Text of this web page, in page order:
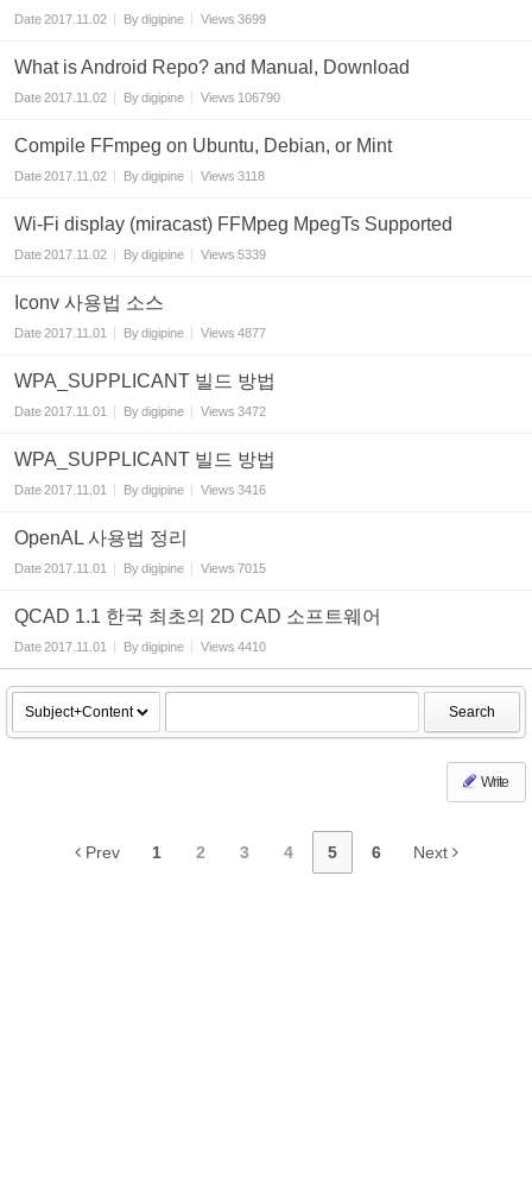
Date2017.11.02 Bydigipine Views 3699
What is Android Repo? and Manual, Download
Date2017.11.02 Bydigipine Views 106790
Compile FFmpeg on Ubuntu, Debian, or Mint
Date2017.11.02 Bydigipine Views 3118
Wi-Fi display (miracast) FFMpeg MpegTs Supported
Date2017.11.02 Bydigipine Views 5339
Iconv 사용법 소스
Date2017.11.01 Bydigipine Views 4877
WPA_SUPPLICANT 빌드 방법
Date2017.11.01 Bydigipine Views 3472
WPA_SUPPLICANT 빌드 방법
Date2017.11.01 Bydigipine Views 3416
OpenAL 사용법 정리
Date2017.11.01 Bydigipine Views 7015
QCAD 1.1 한국 최초의 2D CAD 소프트웨어
Date2017.11.01 Bydigipine Views 4410
Search
Write
Prev 1 2 3 4 5 6 Next